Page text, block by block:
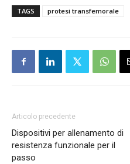
TAGS protesi transfemorale
Articolo precedente
Dispositivi per allenamento di
resistenza funzionale per il
passo